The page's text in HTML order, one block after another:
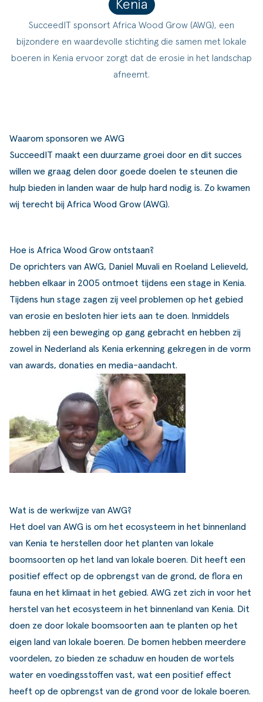
Workflow
Documenten aanpassen
Business Central Trainingen
team
doelen
Kenia
SucceedIT sponsort Africa Wood Grow (AWG), een
bijzondere en waardevolle stichting die samen met lokale
boeren in Kenia ervoor zorgt dat de erosie in het landschap
afneemt.
Waarom sponsoren we AWG
SucceedIT maakt een duurzame groei door en dit succes
willen we graag delen door goede doelen te steunen die
hulp bieden in landen waar de hulp hard nodig is. Zo kwamen
wij terecht bij Africa Wood Grow (AWG).
Hoe is Africa Wood Grow ontstaan?
De oprichters van AWG, Daniel Muvali en Roeland Lelieveld,
hebben elkaar in 2005 ontmoet tijdens een stage in Kenia.
Tijdens hun stage zagen zij veel problemen op het gebied
van erosie en besloten hier iets aan te doen. Inmiddels
hebben zij een beweging op gang gebracht en hebben zij
zowel in Nederland als Kenia erkenning gekregen in de vorm
van awards, donaties en media-aandacht.
Wat is de werkwijze van AWG?
Het doel van AWG is om het ecosysteem in het binnenland
van Kenia te herstellen door het planten van lokale
boomsoorten op het land van lokale boeren. Dit heeft een
positief effect op de opbrengst van de grond, de flora en
fauna en het klimaat in het gebied. AWG zet zich in voor het
herstel van het ecosysteem in het binnenland van Kenia. Dit
doen ze door lokale boomsoorten aan te planten op het
eigen land van lokale boeren. De bomen hebben meerdere
voordelen, zo bieden ze schaduw en houden de wortels
water en voedingsstoffen vast, wat een positief effect
heeft op de opbrengst van de grond voor de lokale boeren.